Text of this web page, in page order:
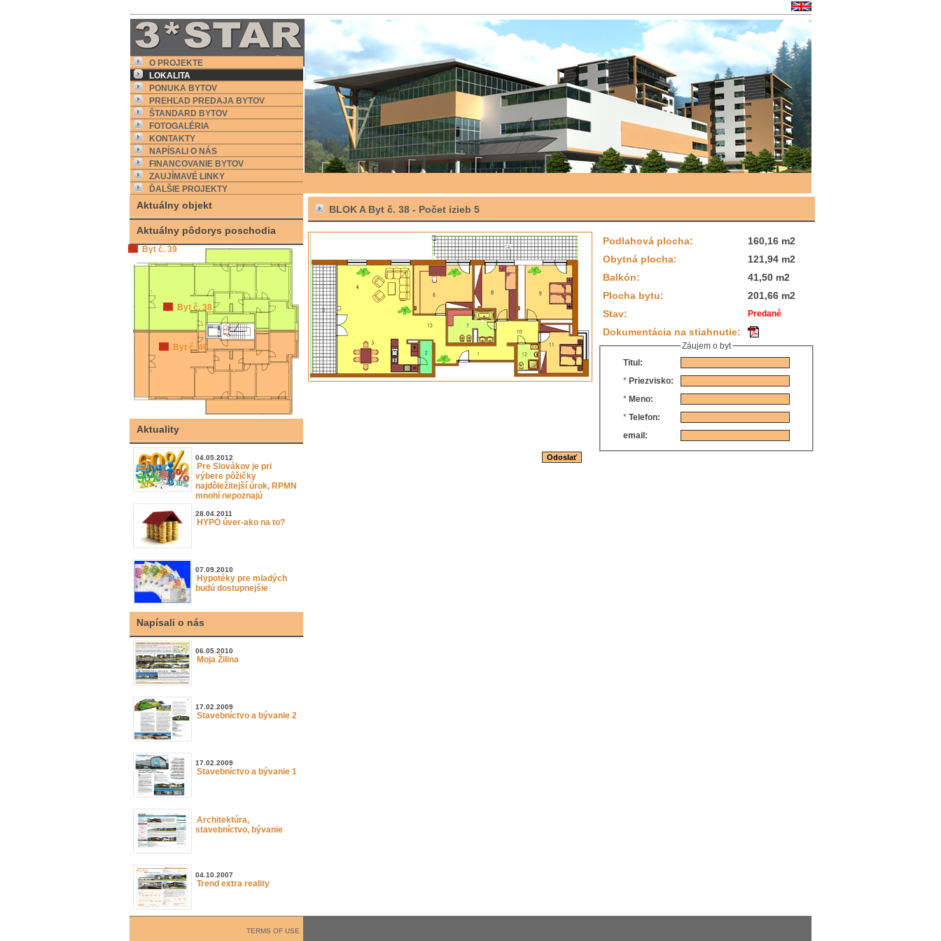
O PROJEKTE
LOKALITA
PONUKA BYTOV
PREHĽAD PREDAJA BYTOV
ŠTANDARD BYTOV
FOTOGALÉRIA
KONTAKTY
NAPÍSALI O NÁS
FINANCOVANIE BYTOV
ZAUJÍMAVÉ LINKY
ĎALŠIE PROJEKTY
Aktuálny objekt
Aktuálny pôdorys poschodia
.
Byt č. 38
Byt č. 39
Byt č. 40
Aktuality
04.05.2012
Pre Slovákov je pri
výbere pôžičky
najdôležitejší úrok, RPMN
mnohí nepoznajú
28.04.2011
HYPO úver-ako na to?
07.09.2010
Hypotéky pre mladých
budú dostupnejšie
Napísali o nás
06.05.2010
Moja Žilina
17.02.2009
Stavebníctvo a bývanie 2
17.02.2009
Stavebníctvo a bývanie 1
Architektúra,
stavebníctvo, bývanie
04.10.2007
Trend extra reality
BLOK A Byt č. 38 - Počet izieb 5
Podlahová plocha:
160,16 m2
Obytná plocha:
121,94 m2
Balkón:
41,50 m2
Plocha bytu:
201,66 m2
Stav:
Predané
Dokumentácia na stiahnutie:
Záujem o byt
Titul:
* Priezvisko:
* Meno:
* Telefon:
email:
TERMS OF USE